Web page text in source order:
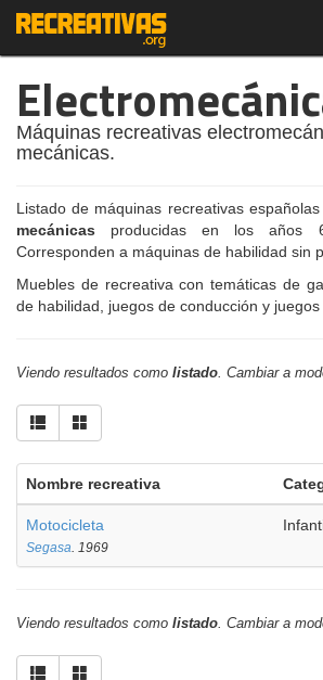
Máquinas recreativas
mecánicas.
Listado de máquinas recreativas españolas
mecánicas producidas en los años
Corresponden a máquinas de habilidad sin
Muebles de recreativa con temáticas de
de habilidad, juegos de conducción y juegos
Viendo resultados como listado. Cambiar a
Nombre recreativa
Motocicleta
Segasa. 1969
Viendo resultados como listado. Cambiar a